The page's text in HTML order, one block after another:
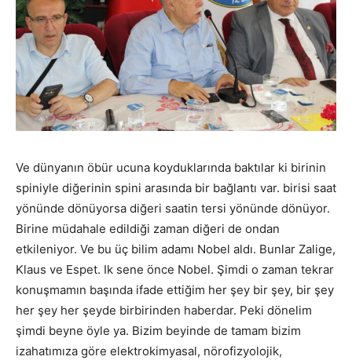
Ve dünyanın öbür ucuna koyduklarında baktılar ki birinin
spiniyle diğerinin spini arasında bir bağlantı var. birisi saat
yönünde dönüyorsa diğeri saatin tersi yönünde dönüyor.
Birine müdahale edildiği zaman diğeri de ondan
etkileniyor. Ve bu üç bilim adamı Nobel aldı. Bunlar Zalige,
Klaus ve Espet. Ik sene önce Nobel. Şimdi o zaman tekrar
konuşmamın başında ifade ettiğim her şey bir şey, bir şey
her şey her şeyde birbirinden haberdar. Peki dönelim
şimdi beyne öyle ya. Bizim beyinde de tamam bizim
izahatımıza göre elektrokimyasal, nörofizyolojik,